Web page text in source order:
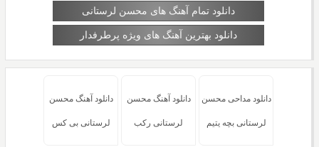
دانلود تمام آهنگ های محسن لرستانی
دانلود بهترین آهنگ های ویژه پرطرفدار
دانلود مداحی محسن
لرستانی بچه یتیم
دانلود آهنگ محسن
لرستانی رکب
دانلود آهنگ محسن
لرستانی بی کس